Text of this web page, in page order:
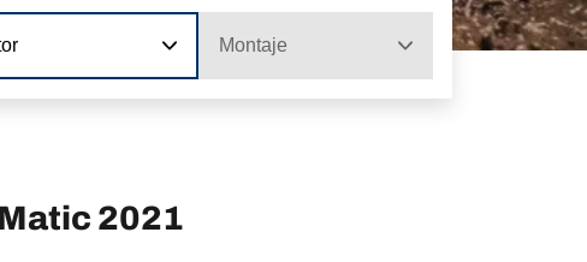
Montaje
2021